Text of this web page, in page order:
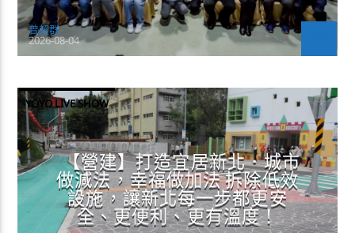
曾超群
2026-08-04
YOYO LIVE SHOW
【營建】打造宜居新北．城市
做減法，幸福做加法 拆除低效
設施，讓新北每一步都更安
全、更便利、更有溫度！